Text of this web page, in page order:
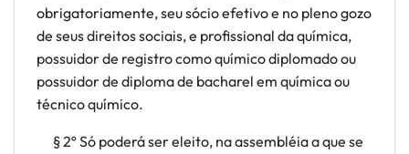
obrigatoriamente, seu sócio efetivo e no pleno gozo
de seus direitos sociais, e profissional da química,
possuidor de registro como químico diplomado ou
possuidor de diploma de bacharel em química ou
técnico químico.
§ 2º Só poderá ser eleito, na assembléia a que se